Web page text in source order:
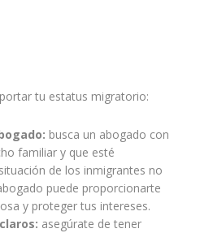
tu estatus migratorio:
busca un abogado con
familiar y que esté
de los inmigrantes no
puede proporcionarte
y proteger tus intereses.
asegúrate de tener